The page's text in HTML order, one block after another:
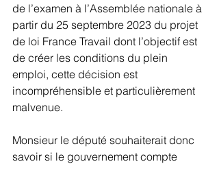
de l’examen à l’Assemblée nationale à
partir du 25 septembre 2023 du projet
de loi France Travail dont l’objectif est
de créer les conditions du plein
emploi, cette décision est
incompréhensible et particulièrement
malvenue.
Monsieur le député souhaiterait donc
savoir si le gouvernement compte